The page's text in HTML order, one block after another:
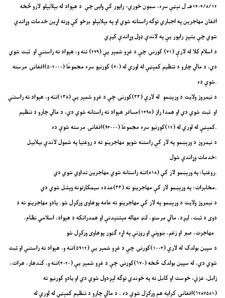
۱۴۰۴/۸/۱۲هـ ل نېټې سره، سمون خوري- راپور کې وایی چې د هېواد له بېلابېلو لارو څخه
افغان مهاجرین په اجباري توګه راستانه شوي او په بېلابېلو برخو کې ورته اړین خدمات وړاندې
شوي چې بشپړ راپور یې په لاندې ډول وړاندې کیږي
د اسلام کلا له لارې (۷۱) کورنۍ چې د غړو شمېر یې (۲۷۹) تنه و، هېواد ته راستنې او ثبت شوي
دي، د مالي چارو د تنظیم کمېټې له لوري له (۷۰) کورنیو سره مجموعًا (۵۰۲۰۰۰)افغانۍ مرسته
شوې ده.
د نیمروز ولایت د ورېښمو له لارې (۳۳)کورنۍ چې د غړو شمېر یې (۱۳۸)تنه و، هېواد ته راستنې
او ثبت شوي دي او همدا راز (۱۴۹۸)مسافر هېواد ته راستانه شوي دي، د مالي چارو د تنظیم
کمېټې له لوري له (۱۲)کورنیو سره مجموعًا (۹۴۰۰۰)افغانۍ مرسته شوې ده.
خدمات وړاندې شول:
روغتیا: په ورېښمو لار کې (۸۱۸)تنه راستانه شوي مهاجرین تداوي شوي دي.
مخابرات: په ورېښمو لار کې مهاجرینو ته (۳۳) عدده سیمکارتونه وېشل شوي دي
.
دوی د ثبت، لیږد، مالي مرستو، لنډ مهاله مېشتېدنې او همدرانکه د هېواد، اسلامي نظام،
د سپین بولدک له لارې (۱۰۰۴)کورنۍ چې د غړو شمېر یې (۵۹۱۲)تنه و، هېواد ته راستنې او ثبت
شوي دي، له سپین بولدک څخه (۶۷۰)کورنۍ چې د غړو شمېر یې (۴۰۲۰)تنه و، کندهار، هرات،
زابل، غزني، خوست او کابل ته په خوندي توګه لېږدول شوي دي او یادو کورنیو ته
(۶۲۸۷۵۸۱)افغانۍ کرایه هم ورکړل شوې ده ، د مالي چارو د تنظیم کمېټې له لوري له